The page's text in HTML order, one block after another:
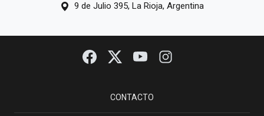
9 de Julio 395, La Rioja, Argentina
CONTACTO